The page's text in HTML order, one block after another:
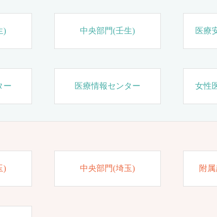
) 中央部門(壬生) 医療
ー 医療情報センター 女性
) 中央部門(埼玉) 附